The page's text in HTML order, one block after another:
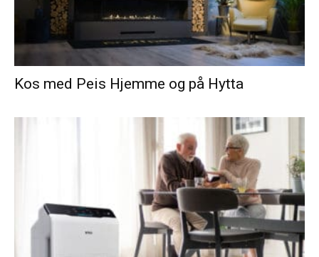
Kos med Peis Hjemme og på Hytta